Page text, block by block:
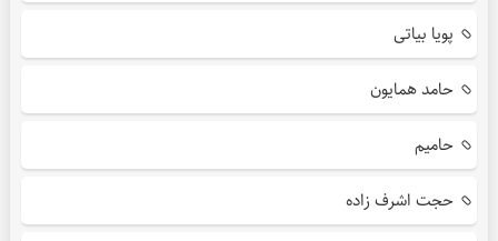
پویا بیاتی
حامد همایون
حامیم
حجت اشرف زاده